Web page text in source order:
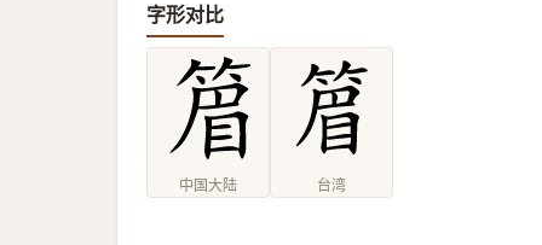
字形对比
中国大陆 台湾